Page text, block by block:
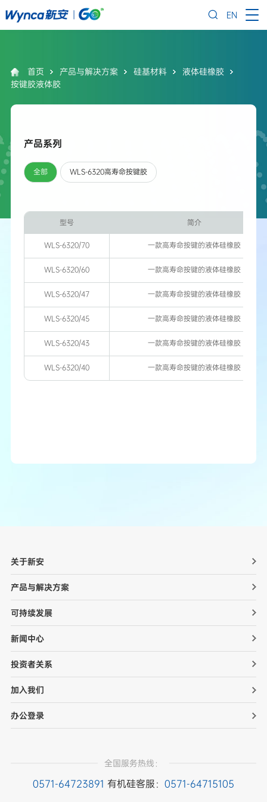
EN
首页 产品与解决方案 硅基材料
液体硅橡胶
按键胶液体胶
产品系列
全部 WLS-6320高寿命按键胶
型号 简介
WLS-6320/70 一款高寿命按键的液体硅橡胶
WLS-6320/60 一款高寿命按键的液体硅橡胶
WLS-6320/47 一款高寿命按键的液体硅橡胶
WLS-6320/45 一款高寿命按键的液体硅橡胶
WLS-6320/43 一款高寿命按键的液体硅橡胶
WLS-6320/40 一款高寿命按键的液体硅橡胶
关于新安
产品与解决方案
可持续发展
新闻中心
投资者关系
加入我们
办公登录
全国服务热线：
0571-64723891 有机硅客服： 0571-64715105